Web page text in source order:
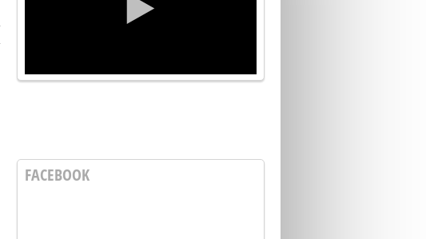
FACEBOOK